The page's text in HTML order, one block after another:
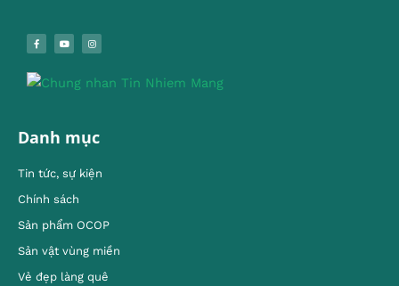
Danh mục
Tin tức, sự kiện
Chính sách
Sản phẩm OCOP
Sản vật vùng miền
Vẻ đẹp làng quê